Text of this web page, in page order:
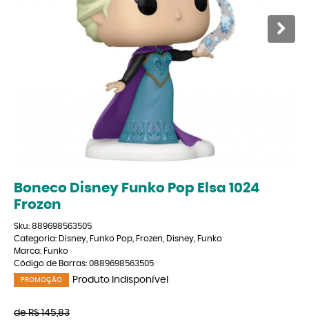
Boneco Disney Funko Pop Elsa 1024
Frozen
Sku: 889698563505
Categoria: Disney Funko Pop Frozen Disney Funko
Marca: Funko
Código de Barras: 0889698563505
PROMOÇÃO Produto Indisponível
de R$ 145,83